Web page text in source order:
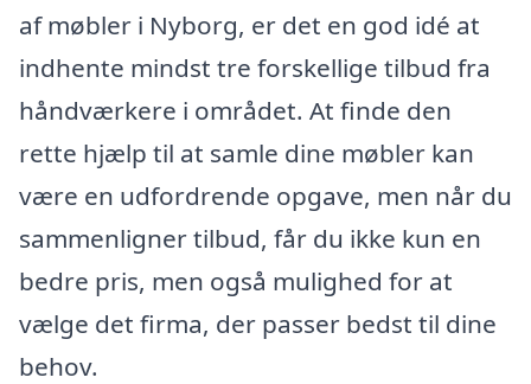
af møbler i Nyborg, er det en god idé at
indhente mindst tre forskellige tilbud fra
håndværkere i området. At finde den
rette hjælp til at samle dine møbler kan
være en udfordrende opgave, men når du
sammenligner tilbud, får du ikke kun en
bedre pris, men også mulighed for at
vælge det firma, der passer bedst til dine
behov.